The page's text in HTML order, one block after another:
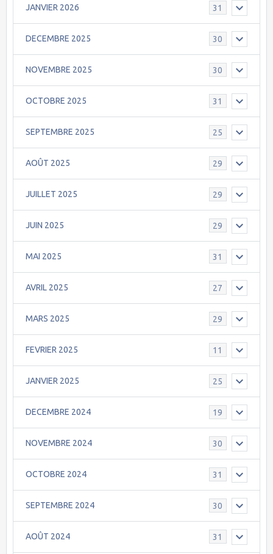
JANVIER 2026 31
DECEMBRE 2025 30
NOVEMBRE 2025 30
OCTOBRE 2025 31
SEPTEMBRE 2025 25
AOÛT 2025 29
JUILLET 2025 29
JUIN 2025 29
MAI 2025 31
AVRIL 2025 27
MARS 2025 29
FEVRIER 2025 11
JANVIER 2025 25
DECEMBRE 2024 19
NOVEMBRE 2024 30
OCTOBRE 2024 31
SEPTEMBRE 2024 30
AOÛT 2024 31